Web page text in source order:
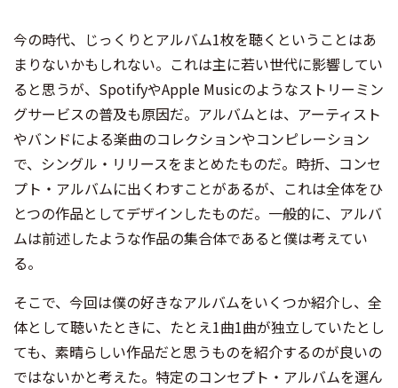
今の時代、じっくりとアルバム1枚を聴くということはあ
まりないかもしれない。これは主に若い世代に影響してい
ると思うが、SpotifyやApple Musicのようなストリーミン
グサービスの普及も原因だ。アルバムとは、アーティスト
やバンドによる楽曲のコレクションやコンピレーション
で、シングル・リリースをまとめたものだ。時折、コンセ
プト・アルバムに出くわすことがあるが、これは全体をひ
とつの作品としてデザインしたものだ。一般的に、アルバ
ムは前述したような作品の集合体であると僕は考えてい
る。
そこで、今回は僕の好きなアルバムをいくつか紹介し、全
体として聴いたときに、たとえ1曲1曲が独立していたとし
ても、素晴らしい作品だと思うものを紹介するのが良いの
ではないかと考えた。特定のコンセプト・アルバムを選ん